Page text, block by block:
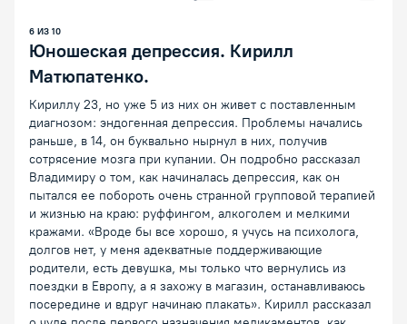
Предыдущая лекцияСледующая лекция
6 ИЗ 10
Юношеская депрессия. Кирилл
Матюпатенко.
Кириллу 23, но уже 5 из них он живет с поставленным
диагнозом: эндогенная депрессия. Проблемы начались
раньше, в 14, он буквально нырнул в них, получив
сотрясение мозга при купании. Он подробно рассказал
Владимиру о том, как начиналась депрессия, как он
пытался ее побороть очень странной групповой терапией
и жизнью на краю: руффингом, алкоголем и мелкими
кражами. «Вроде бы все хорошо, я учусь на психолога,
долгов нет, у меня адекватные поддерживающие
родители, есть девушка, мы только что вернулись из
поездки в Европу, а я захожу в магазин, останавливаюсь
посередине и вдруг начинаю плакать». Кирилл рассказал